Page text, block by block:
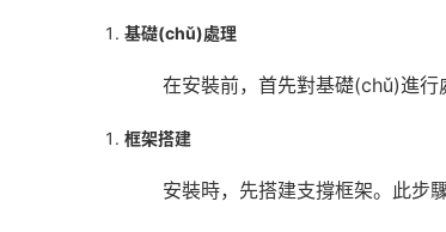
基礎(chǔ)處理
在安裝前，首先對基礎(chǔ)進
框架搭建
安裝時，先搭建支撐框架。此步